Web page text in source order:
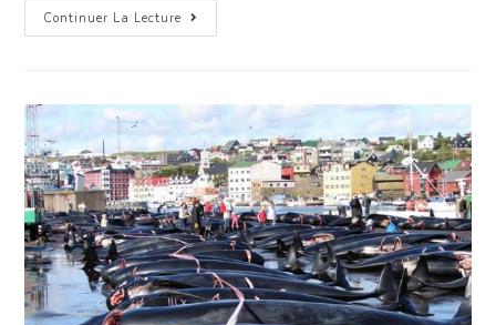
Continuer La Lecture